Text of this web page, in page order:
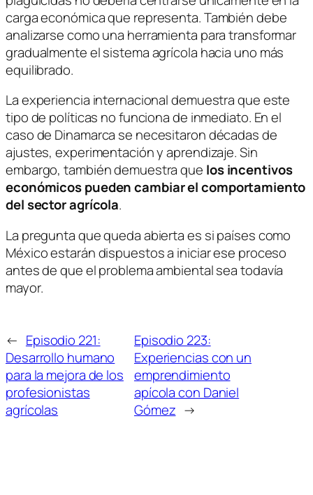
carga económica que representa. También debe
analizarse como una herramienta para transformar
gradualmente el sistema agrícola hacia uno más
equilibrado.
La experiencia internacional demuestra que este
tipo de políticas no funciona de inmediato. En el
caso de Dinamarca se necesitaron décadas de
ajustes, experimentación y aprendizaje. Sin
embargo, también demuestra que los incentivos
económicos pueden cambiar el comportamiento
del sector agrícola.
La pregunta que queda abierta es si países como
México estarán dispuestos a iniciar ese proceso
antes de que el problema ambiental sea todavía
mayor.
← Episodio 221:
Desarrollo humano
para la mejora de los
profesionistas
agrícolas
Episodio 223:
Experiencias con un
emprendimiento
apícola con Daniel
Gómez →